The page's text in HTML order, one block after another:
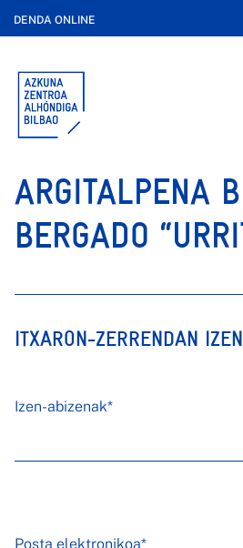
DENDA ONLINE
ARGITALPENA
BERGADO
ITXARON-ZERRENDAN
Izen-abizenak*
Posta elektronikoa*